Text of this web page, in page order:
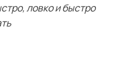
ловко и быстро